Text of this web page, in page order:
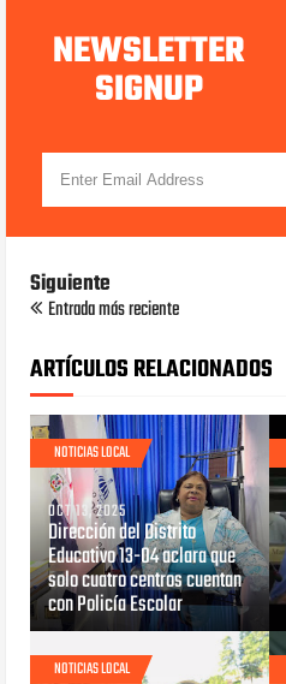
NEWSLETTER
SIGNUP
Siguiente
Entrada más reciente
ARTÍCULOS RELACIONADOS
NOTICIAS LOCAL
OCT 13, 2025
Dirección del Distrito
Educativo 13-04 aclara que
solo cuatro centros cuentan
con Policía Escolar
NOTICIAS LOCAL